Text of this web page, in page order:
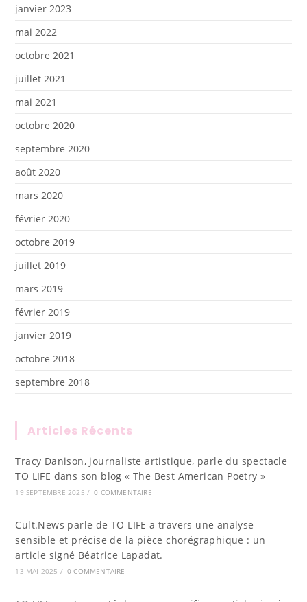
janvier 2023
mai 2022
octobre 2021
juillet 2021
mai 2021
octobre 2020
septembre 2020
août 2020
mars 2020
février 2020
octobre 2019
juillet 2019
mars 2019
février 2019
janvier 2019
octobre 2018
septembre 2018
Articles Récents
Tracy Danison, journaliste artistique, parle du spectacle
TO LIFE dans son blog « The Best American Poetry »
19 SEPTEMBRE 2025 / 0 COMMENTAIRE
Cult.News parle de TO LIFE a travers une analyse
sensible et précise de la pièce chorégraphique : un
article signé Béatrice Lapadat.
13 MAI 2025 / 0 COMMENTAIRE